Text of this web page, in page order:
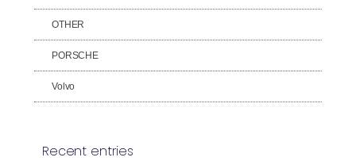
OTHER
PORSCHE
Volvo
Recent entries